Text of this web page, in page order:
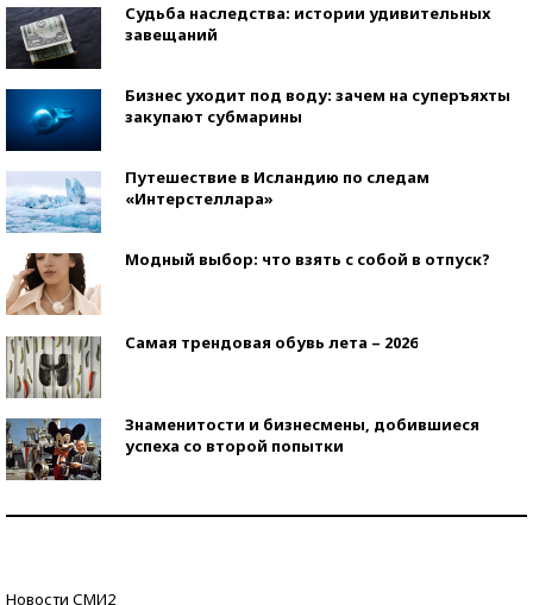
Судьба наследства: истории удивительных
завещаний
Бизнес уходит под воду: зачем на суперъяхты
закупают субмарины
Путешествие в Исландию по следам
«Интерстеллара»
Модный выбор: что взять с собой в отпуск?
Самая трендовая обувь лета – 2026
Знаменитости и бизнесмены, добившиеся
успеха со второй попытки
Новости СМИ2